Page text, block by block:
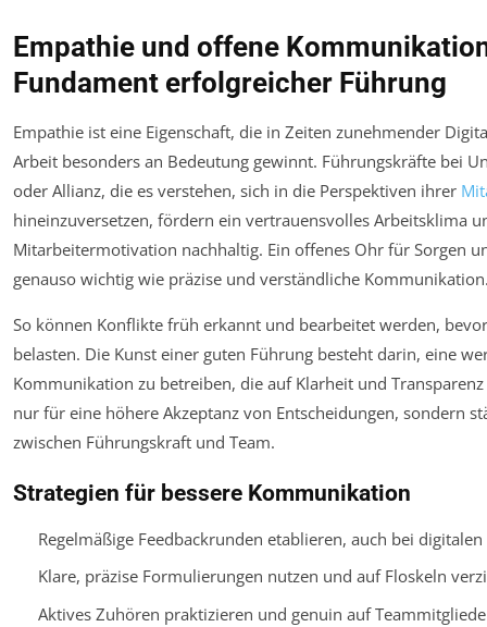
Empathie und offene
Fundament erfolgreicher Führung
Empathie ist eine Eigenschaft, die in Zeiten zunehmender
Arbeit besonders an Bedeutung gewinnt. Führungskräfte bei
oder Allianz, die es verstehen, sich in die Perspektiven ihrer
hineinzuversetzen, fördern ein vertrauensvolles Arbeitsklima
Mitarbeitermotivation nachhaltig. Ein offenes Ohr für Sorgen
genauso wichtig wie präzise und verständliche
So können Konflikte früh erkannt und bearbeitet werden,
belasten. Die Kunst einer guten Führung besteht darin, eine
Kommunikation zu betreiben, die auf Klarheit und
nur für eine höhere Akzeptanz von Entscheidungen, sondern
zwischen Führungskraft und Team.
Strategien für bessere Kommunikation
Regelmäßige Feedbackrunden etablieren, auch bei digitalen
Klare, präzise Formulierungen nutzen und auf Floskeln
Aktives Zuhören praktizieren und genuin auf